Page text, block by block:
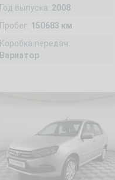
Год выпуска: 2008
Пробег: 150683 км
Коробка передач:
Вариатор